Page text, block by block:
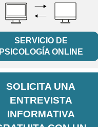
SERVICIO DE
ONLINE
SOLICITA UNA
ENTREVISTA
INFORMATIVA